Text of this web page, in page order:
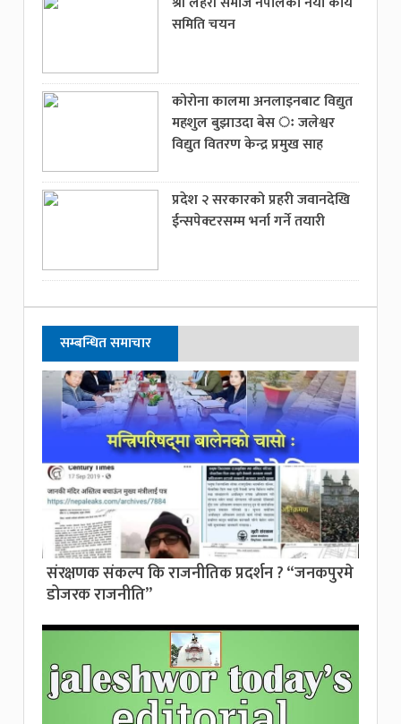
समिति चयन
कोरोना कालमा अनलाइनबाट विद्युत
महशुल बुझाउदा बेस ः जलेश्वर
विद्युत वितरण केन्द्र प्रमुख साह
प्रदेश २ सरकारको प्रहरी जवानदेखि
ईन्सपेक्टरसम्म भर्ना गर्ने तयारी
सम्बन्धित समाचार
संरक्षणक संकल्प कि राजनीतिक प्रदर्शन ? “जनकपुरमे
डोजरक राजनीति”